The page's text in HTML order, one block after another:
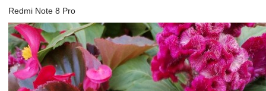
Redmi Note 8 Pro